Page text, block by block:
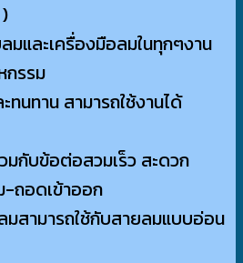
มและเครื่องมือลมในทุกๆงาน
กรรม
ทนทาน สามารถใช้งานได้
มกับข้อต่อสวมเร็ว สะดวก
-ถอดเข้าออก
มสามารถใช้กับสายลมแบบอ่อน